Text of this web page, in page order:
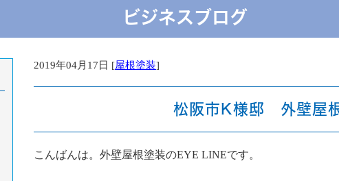
ビジネスブログ
2019年04月17日 [屋根塗装]
松阪市K様邸 外壁屋
こんばんは。外壁屋根塗装のEYE LINEです。